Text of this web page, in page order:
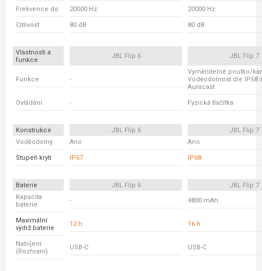
Frekvence do 20000 Hz 20000 Hz
Citlivost 80 dB 80 dB
Vlastnosti a
funkce
JBL Flip 6 JBL Flip 7
Funkce -
Vyměnitelné poutko/
Voděodolnost dle IP68
Auracast
Ovládání - Fyzická tlačítka
Konstrukce JBL Flip 6
JBL Flip 7
Voděodolný
Ano Ano
Stupeň krytí IP67 IP68
Baterie JBL Flip 6
JBL Flip 7
Kapacita
baterie
- 4800 mAh
Maximální
výdrž baterie
12 h 16 h
Nabíjení
(Rozhraní)
USB-C USB-C